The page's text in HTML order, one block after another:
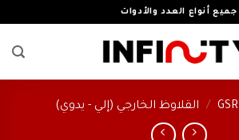
جميع أنواع العدد والأدوات
GSR
/ القلاوظ الخارجي (إلي - يدوي)